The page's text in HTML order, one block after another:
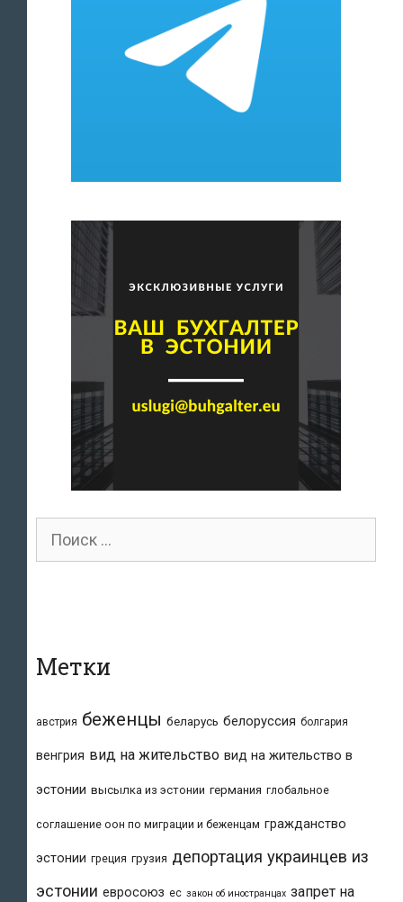
Поиск
для:
Метки
австрия беженцы беларусь белоруссия болгария
венгрия вид на жительство вид на жительство в
эстонии высылка из эстонии германия глобальное
соглашение оон по миграции и беженцам гражданство
эстонии греция грузия депортация украинцев из
эстонии евросоюз ес закон об иностранцах запрет на